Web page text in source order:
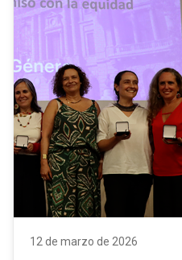
12 de marzo de 2026